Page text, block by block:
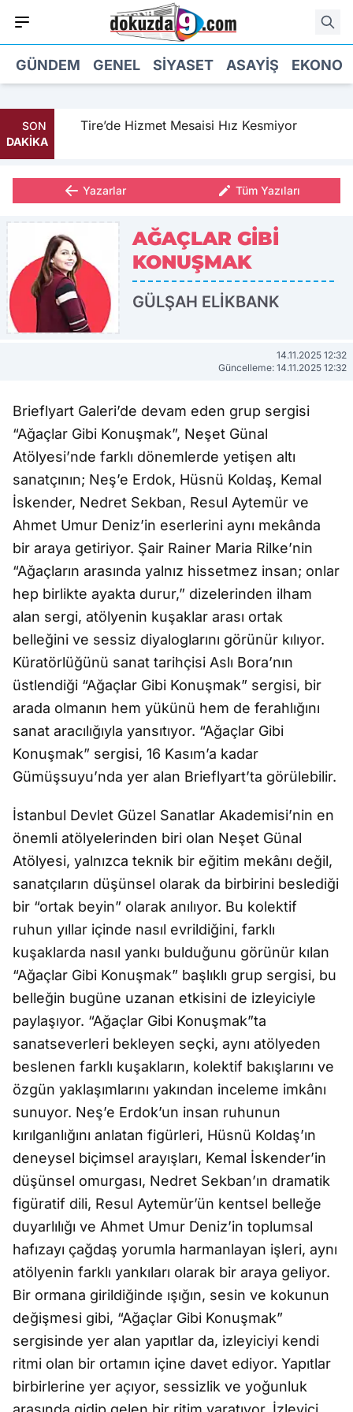
GÜNDEM GENEL SIYASET ASAYIŞ
SON
DAKİKA
Tire’de Hizmet Mesaisi Hız Kesmiyor
Yazarlar Tüm Yazıları
AĞAÇLAR GİBİ
KONUŞMAK
GÜLŞAH ELİKBANK
14.11.2025 12:32
Güncelleme: 14.11.2025 12:32
Brieflyart Galeri’de devam eden grup sergisi
“Ağaçlar Gibi Konuşmak”, Neşet Günal
Atölyesi’nde farklı dönemlerde yetişen altı
sanatçının; Neş’e Erdok, Hüsnü Koldaş, Kemal
İskender, Nedret Sekban, Resul Aytemür ve
Ahmet Umur Deniz’in eserlerini aynı mekânda
bir araya getiriyor. Şair Rainer Maria Rilke’nin
“Ağaçların arasında yalnız hissetmez insan; onlar
hep birlikte ayakta durur,” dizelerinden ilham
alan sergi, atölyenin kuşaklar arası ortak
belleğini ve sessiz diyaloglarını görünür kılıyor.
Küratörlüğünü sanat tarihçisi Aslı Bora’nın
üstlendiği “Ağaçlar Gibi Konuşmak” sergisi, bir
arada olmanın hem yükünü hem de ferahlığını
sanat aracılığıyla yansıtıyor. “Ağaçlar Gibi
Konuşmak” sergisi, 16 Kasım’a kadar
Gümüşsuyu’nda yer alan Brieflyart’ta görülebilir.
İstanbul Devlet Güzel Sanatlar Akademisi’nin en
önemli atölyelerinden biri olan Neşet Günal
Atölyesi, yalnızca teknik bir eğitim mekânı değil,
sanatçıların düşünsel olarak da birbirini beslediği
bir “ortak beyin” olarak anılıyor. Bu kolektif
ruhun yıllar içinde nasıl evrildiğini, farklı
kuşaklarda nasıl yankı bulduğunu görünür kılan
“Ağaçlar Gibi Konuşmak” başlıklı grup sergisi, bu
belleğin bugüne uzanan etkisini de izleyiciyle
paylaşıyor. “Ağaçlar Gibi Konuşmak”ta
sanatseverleri bekleyen seçki, aynı atölyeden
beslenen farklı kuşakların, kolektif bakışlarını ve
özgün yaklaşımlarını yakından inceleme imkânı
sunuyor. Neş’e Erdok’un insan ruhunun
kırılganlığını anlatan figürleri, Hüsnü Koldaş’ın
deneysel biçimsel arayışları, Kemal İskender’in
düşünsel omurgası, Nedret Sekban’ın dramatik
figüratif dili, Resul Aytemür’ün kentsel belleğe
duyarlılığı ve Ahmet Umur Deniz’in toplumsal
hafızayı çağdaş yorumla harmanlayan işleri, aynı
atölyenin farklı yankıları olarak bir araya geliyor.
Bir ormana girildiğinde ışığın, sesin ve kokunun
değişmesi gibi, “Ağaçlar Gibi Konuşmak”
sergisinde yer alan yapıtlar da, izleyiciyi kendi
ritmi olan bir ortamın içine davet ediyor. Yapıtlar
birbirlerine yer açıyor, sessizlik ve yoğunluk